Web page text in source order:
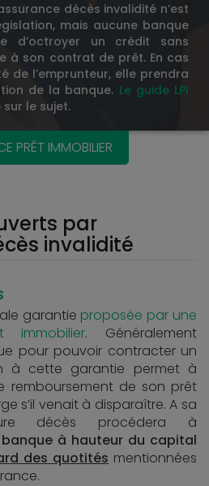
décès invalidité n’est
mais aucune banque
d’octroyer un crédit sans
à son contrat de prêt. En cas
de l’emprunteur, elle prendra
de la banque. Le guide LPI
le sujet.
PRÊT IMMOBILIER
par
invalidité
garantie proposée par une
. Généralement
pour pouvoir contracter un
à cette garantie permet à
remboursement de son prêt
s’il venait à disparaître. A sa
décès procédera à
à hauteur du capital
des quotités mentionnées